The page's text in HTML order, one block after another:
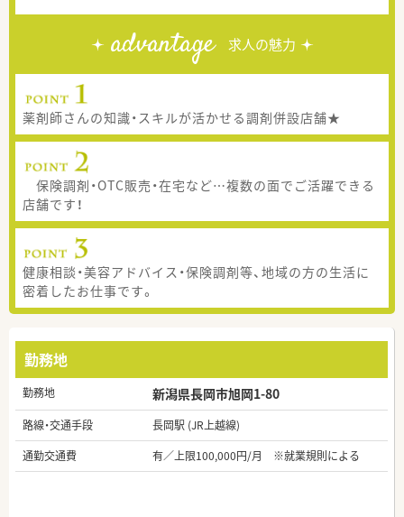
advantage 求人の魅力
薬剤師さんの知識・スキルが活かせる調剤併設店舗★
保険調剤・OTC販売・在宅など…複数の面でご活躍できる
店舗です！
健康相談・美容アドバイス・保険調剤等、地域の方の生活に
密着したお仕事です。
勤務地
勤務地 新潟県長岡市旭岡1-80
路線・交通手段
長岡駅 (JR上越線)
通勤交通費
有／上限100,000円/月 ※就業規則による